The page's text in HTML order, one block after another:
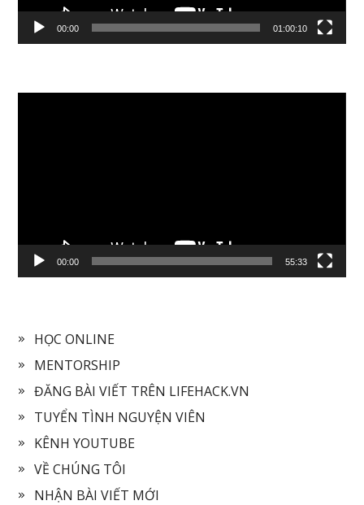
00:00 01:00:10
00:00 55:33
HỌC ONLINE
MENTORSHIP
ĐĂNG BÀI VIẾT TRÊN LIFEHACK.VN
TUYỂN TÌNH NGUYỆN VIÊN
KÊNH YOUTUBE
VỀ CHÚNG TÔI
NHẬN BÀI VIẾT MỚI